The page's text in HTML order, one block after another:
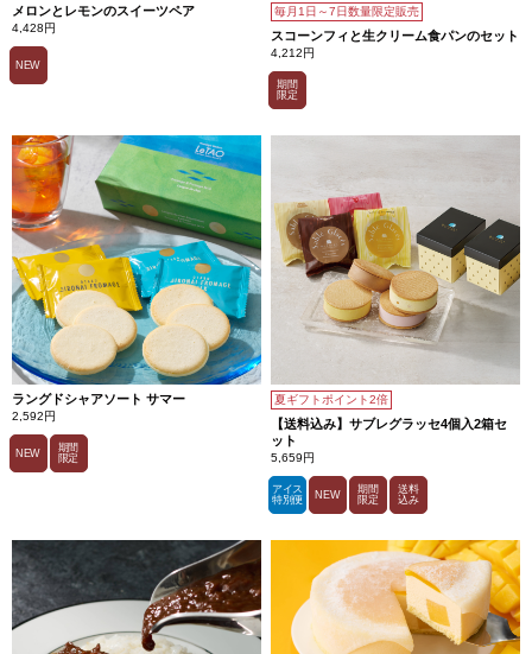
メロンとレモンのスイーツペア
4,428円
NEW
毎月1日～7日数量限定販売
スコーンフィと生クリーム食パンのセット
4,212円
期間
限定
ラングドシャアソート サマー
2,592円
NEW
期間
限定
夏ギフトポイント2倍
【送料込み】サブレグラッセ4個入2箱セ
ット
5,659円
アイス
特別便
NEW
期間
限定
送料
込み